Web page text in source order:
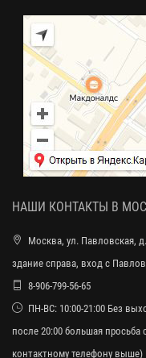
НАШИ КОНТАКТЫ В
Москва, ул. Павловская,
здание справа, вход с
8-906-799-56-65
ПН-ВС: 10:00-21:00 Без
после 20:00 большая
контактному телефону выше)